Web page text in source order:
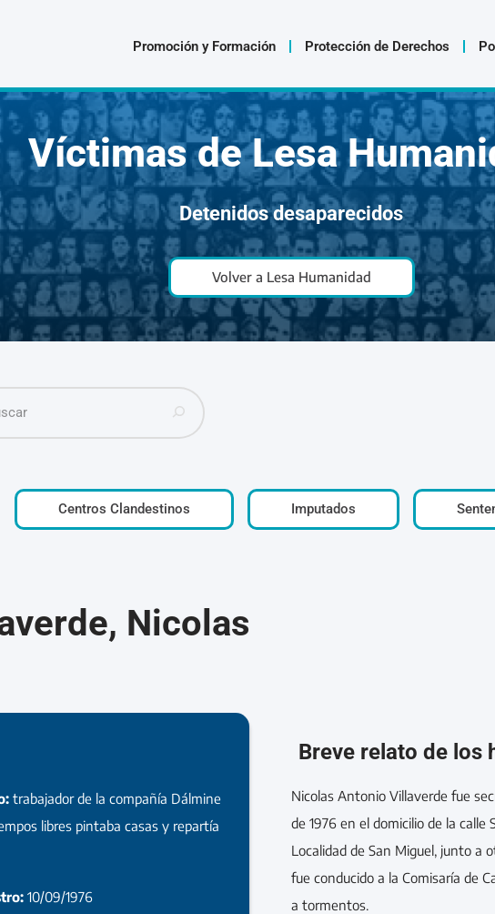
Promoción y Formación Protección de Derechos
Víctimas de Lesa
Detenidos desaparecidos
Volver a Lesa Humanidad
Centros Clandestinos Imputados
Nicolas
trabajador de la compañía Dálmine
libres pintaba casas y repartía
10/09/1976
Breve relato de los
Nicolas Antonio Villaverde fue
de 1976 en el domicilio de la calle
Localidad de San Miguel, junto a
fue conducido a la Comisaría de
a tormentos.